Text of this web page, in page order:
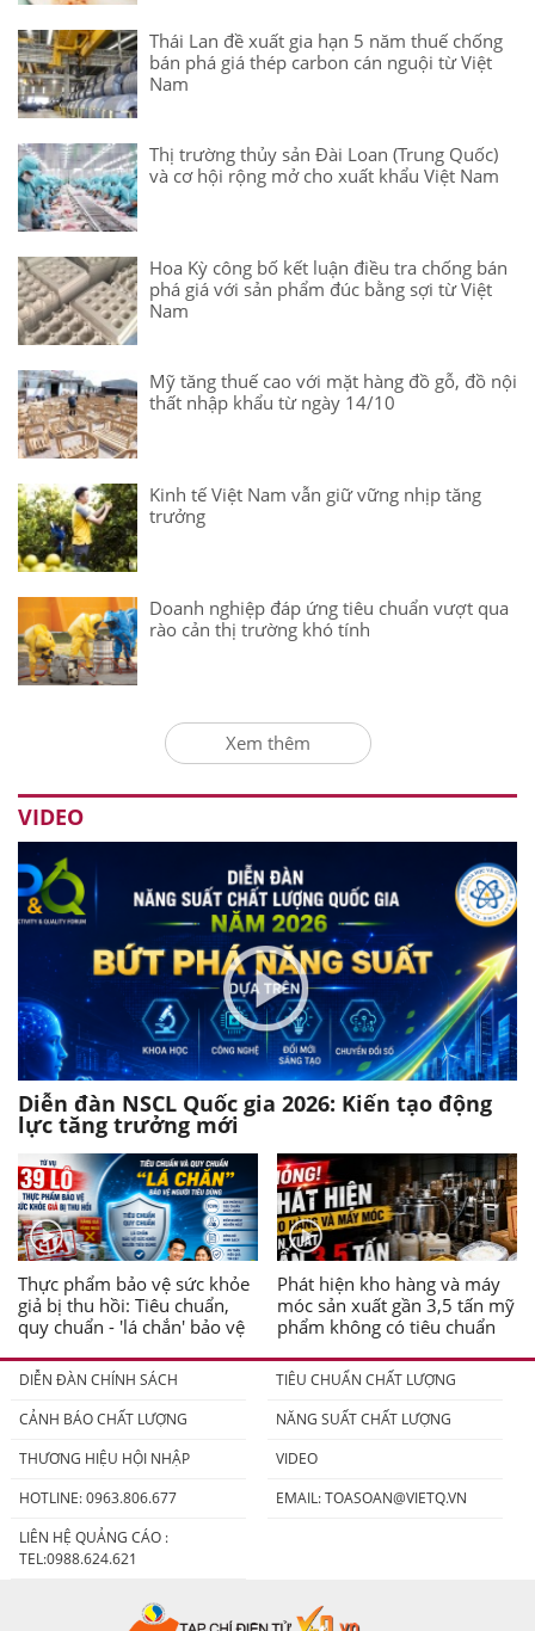
Thái Lan đề xuất gia hạn 5 năm thuế chống
bán phá giá thép carbon cán nguội từ Việt
Nam
Thị trường thủy sản Đài Loan (Trung Quốc)
và cơ hội rộng mở cho xuất khẩu Việt Nam
Hoa Kỳ công bố kết luận điều tra chống bán
phá giá với sản phẩm đúc bằng sợi từ Việt
Nam
Mỹ tăng thuế cao với mặt hàng đồ gỗ, đồ nội
thất nhập khẩu từ ngày 14/10
Kinh tế Việt Nam vẫn giữ vững nhịp tăng
trưởng
Doanh nghiệp đáp ứng tiêu chuẩn vượt qua
rào cản thị trường khó tính
Xem thêm
VIDEO
Diễn đàn NSCL Quốc gia 2026: Kiến tạo động
lực tăng trưởng mới
Thực phẩm bảo vệ sức khỏe
giả bị thu hồi: Tiêu chuẩn,
quy chuẩn - 'lá chắn' bảo vệ
Phát hiện kho hàng và máy
móc sản xuất gần 3,5 tấn mỹ
phẩm không có tiêu chuẩn
DIỄN ĐÀN CHÍNH SÁCH
TIÊU CHUẨN CHẤT LƯỢNG
CẢNH BÁO CHẤT LƯỢNG
NĂNG SUẤT CHẤT LƯỢNG
THƯƠNG HIỆU HỘI NHẬP
VIDEO
HOTLINE: 0963.806.677
EMAIL:TOASOAN@VIETQ.VN
LIÊN HỆ QUẢNG CÁO :
TEL:0988.624.621